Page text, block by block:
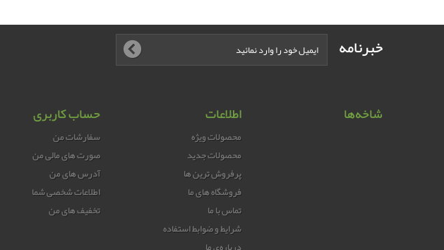
خبرنامه
شاخه‌ها اطلاعات
محصولات ویژه
محصولات جدید
پرفروش ترین‌ ها
فروشگاه های ما
تماس با ما
شرایط و ضوابط استفاده
حساب کاربری
سفارشات من
صورت های مالی من
آدرس های من
اطلاعات شخصی شما
تخفیف های من